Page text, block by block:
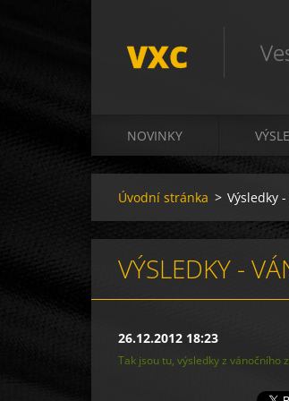
VXC
NOVINKY
Úvodní stránka > Výsledky
VÝSLEDKY -
26.12.2012 18:23
Tak jsou tu, výsledky z vánočního